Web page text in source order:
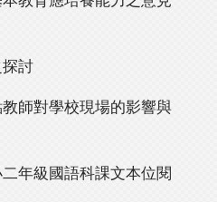
討
教師對學校現場的影響與
年級國語科課文本位閱